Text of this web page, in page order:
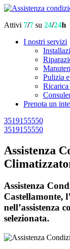
Attivi 7/7 su 24/24h
I nostri servizi
Pulizia
Ricarica
Prenota un
3519155550
3519155550
Assistenza
Assistenza
Castellamonte,
nell’assistenza
selezionata.